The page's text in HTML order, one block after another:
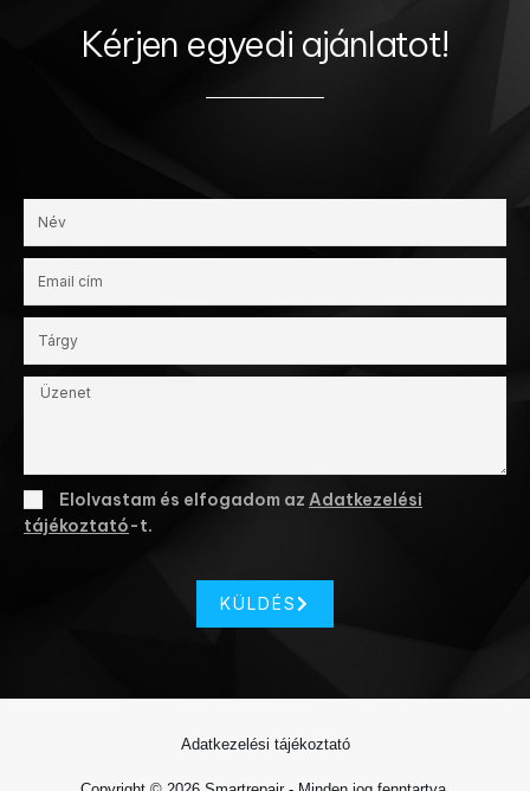
Kérjen egyedi ajánlatot!
Elolvastam és elfogadom az Adatkezelési
tájékoztató-t.
KÜLDÉS
Adatkezelési tájékoztató